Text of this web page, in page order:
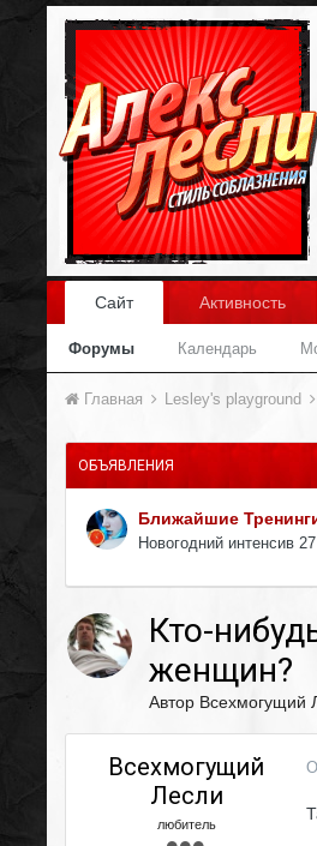
Сайт
Форумы Календарь
Активность
Главная Lesley's playground
ОБЪЯВЛЕНИЯ
Ближайшие
Новогодний интенсив
Кто-
женщин?
Автор Всехмогущий
Всехмогущий
Лесли
любитель